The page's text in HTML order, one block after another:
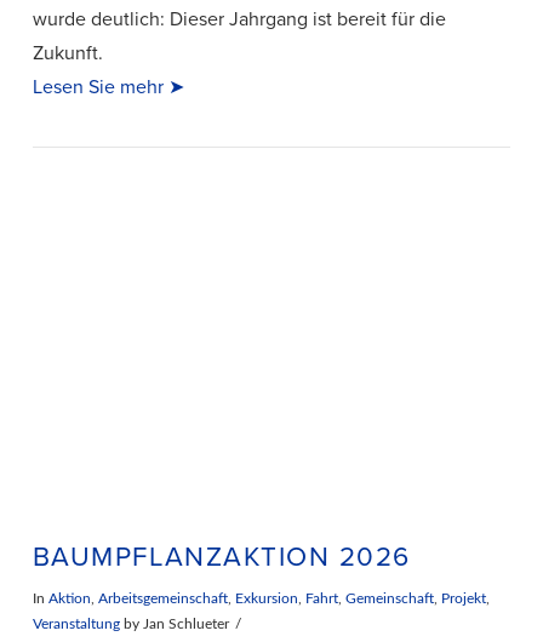
wurde deutlich: Dieser Jahrgang ist bereit für die
Zukunft.
Lesen Sie mehr ➤
BAUMPFLANZAKTION 2026
In Aktion Arbeitsgemeinschaft, Exkursion Fahrt, Gemeinschaft, Projekt,
Veranstaltungby Jan Schlueter